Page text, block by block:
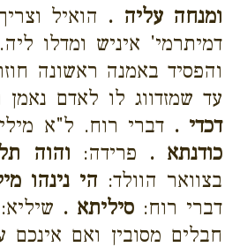
ומנחה עליה . הואיל
דמיתרמי' איניש ומדלו
והפסיד באמנה ראשונה
עד שמזדווג לו לאדם
דכדי . דברי רוח. ל"א
כודנתא . פרידה: והוה
בצוואר הוולד: הי נינהו
דברי רוח:סיליתא . שיליא:
חבלים מסובין ואם אינכם